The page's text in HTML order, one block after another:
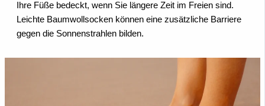
Ihre Füße bedeckt, wenn Sie längere Zeit im Freien sind.
Leichte Baumwollsocken können eine zusätzliche Barriere
gegen die Sonnenstrahlen bilden.